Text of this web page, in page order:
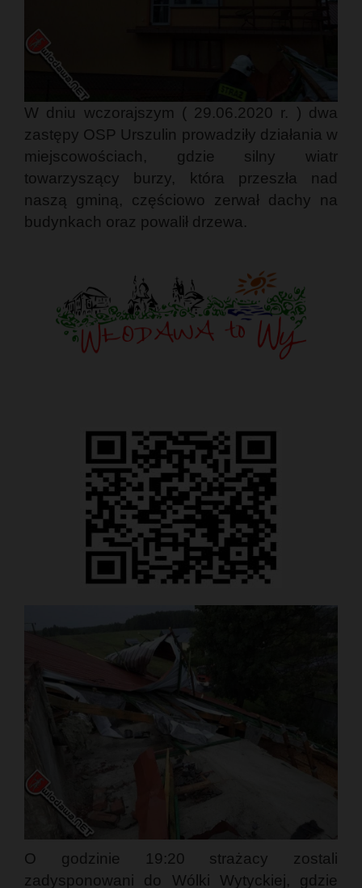
W dniu wczorajszym ( 29.06.2020 r. ) dwa
zastępy OSP Urszulin prowadziły działania w
miejscowościach, gdzie silny wiatr
towarzyszący burzy, która przeszła nad
naszą gminą, częściowo zerwał dachy na
budynkach oraz powalił drzewa.
O godzinie 19:20 strażacy zostali
zadysponowani do Wólki Wytyckiej, gdzie